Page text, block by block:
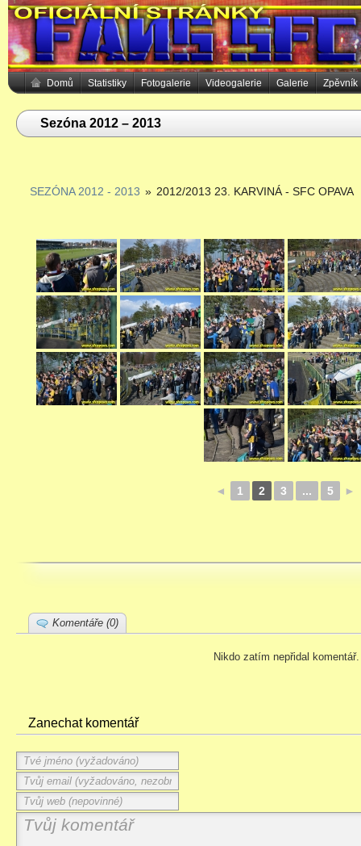
Domů Statistiky Fotogalerie Videogalerie Galerie Zpěvník
Sezóna 2012 – 2013
SEZÓNA 2012 - 2013 » 2012/2013 23. KARVINÁ - SFC OPAVA
◄ 1 2 3 ... 5 ►
Komentáře (0)
Nikdo zatím nepřidal komentář.
Zanechat komentář